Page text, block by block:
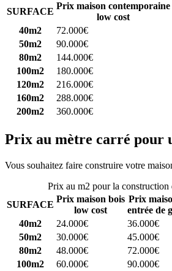
SURFACE
Prix maison contemporaine
low cost
40m2
72.000€
50m2
90.000€
80m2
144.000€
100m2
180.000€
120m2
216.000€
160m2
288.000€
200m2
360.000€
Prix au mètre carré pour
Vous souhaitez faire construire votre
Prix au m2 pour la construction
SURFACE
Prix maison bois
low cost
Prix
entrée de
40m2
24.000€ 36.000€
50m2
30.000€ 45.000€
80m2
48.000€ 72.000€
100m2
60.000€ 90.000€